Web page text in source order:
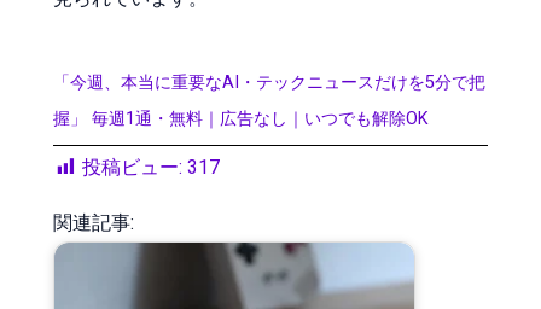
「今週、本当に重要なAI・テックニュースだけを5分で把
握」 毎週1通・無料｜広告なし｜いつでも解除OK
投稿ビュー: 317
関連記事: